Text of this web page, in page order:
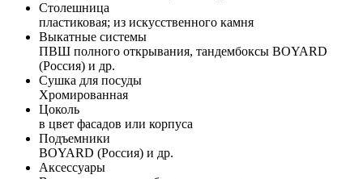
Столешница
пластиковая; из искусственного камня
Выкатные системы
ПВШ полного открывания, тандембоксы BOYARD
(Россия) и др.
Сушка для посуды
Хромированная
Цоколь
в цвет фасадов или корпуса
Подъемники
BOYARD (Россия) и др.
Аксессуары